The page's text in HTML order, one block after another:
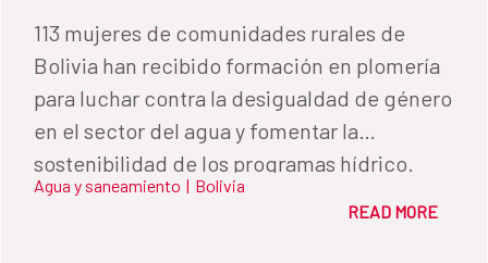
113 mujeres de comunidades rurales de
Bolivia han recibido formación en plomería
para luchar contra la desigualdad de género
en el sector del agua y fomentar la
sostenibilidad de los programas hídrico.
Agua y saneamiento | Bolivia
READ MORE